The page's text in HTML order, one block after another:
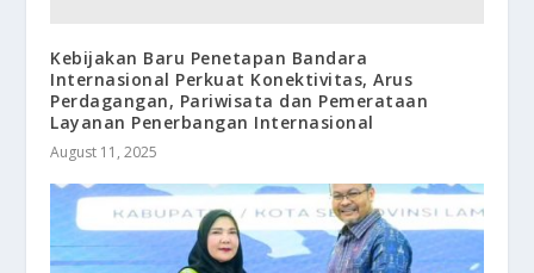
Kebijakan Baru Penetapan Bandara
Internasional Perkuat Konektivitas, Arus
Perdagangan, Pariwisata dan Pemerataan
Layanan Penerbangan Internasional
August 11, 2025